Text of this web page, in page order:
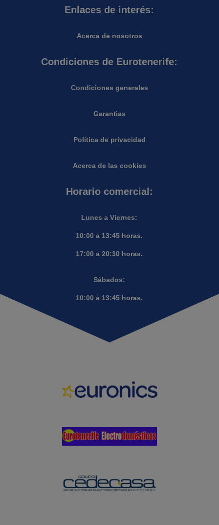
Enlaces de interés:
Acerca de nosotros
Condiciones de Eurotenerife:
Condiciones generales
Garantias
Política de privacidad
Acerca de las cookies
Horario comercial:
Lunes a Viernes:
10:00 a 13:45 horas.
17:00 a 20:30 horas.
Sábados:
10:00 a 13:45 horas.